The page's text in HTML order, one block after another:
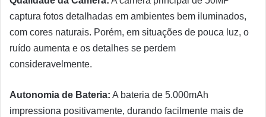
captura fotos detalhadas em ambientes bem iluminados,
com cores naturais. Porém, em situações de pouca luz, o
ruído aumenta e os detalhes se perdem
consideravelmente.
Autonomia de Bateria: A bateria de 5.000mAh
impressiona positivamente, durando facilmente mais de